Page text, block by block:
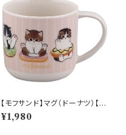
【モフサンド】マグ（ドーナツ）【M
FS10】MFS12-11
¥1,980